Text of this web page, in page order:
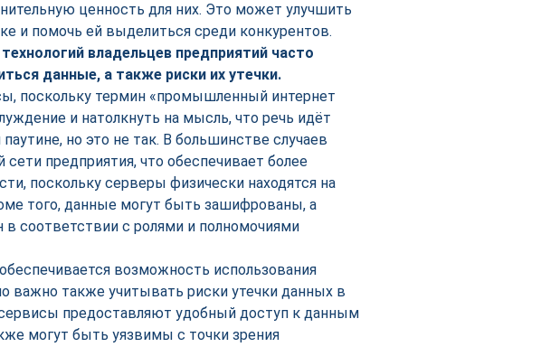
ценность для них. Это может улучшить
и помочь ей выделиться среди конкурентов.
владельцев предприятий часто
данные, а также риски их утечки.
поскольку термин «промышленный интернет
и натолкнуть на мысль, что речь идёт
но это не так. В большинстве случаев
сети предприятия, что обеспечивает более
поскольку серверы физически находятся на
того, данные могут быть зашифрованы, а
в соответствии с ролями и полномочиями
возможность использования
важно также учитывать риски утечки данных в
предоставляют удобный доступ к данным
могут быть уязвимы с точки зрения